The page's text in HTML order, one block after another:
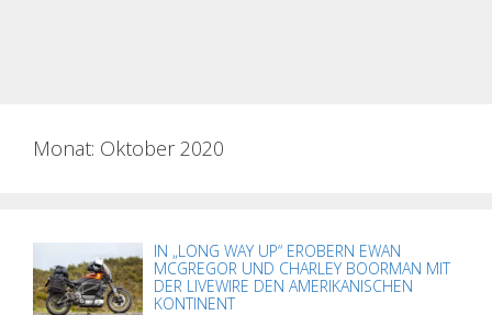
Monat: Oktober 2020
IN „LONG WAY UP“ EROBERN EWAN
MCGREGOR UND CHARLEY BOORMAN MIT
DER LIVEWIRE DEN AMERIKANISCHEN
KONTINENT